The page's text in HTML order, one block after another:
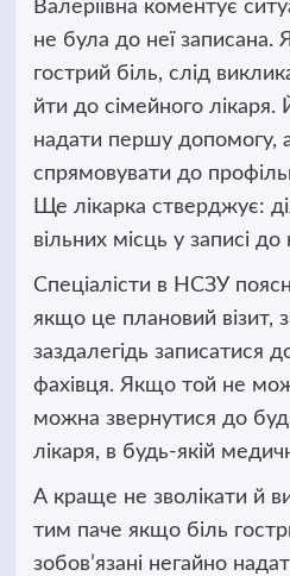
Валеріївна коментує
не була до неї
гострий біль, слід
йти до сімейного лікаря.
надати першу допомогу,
спрямовувати до
Ще лікарка стверджує:
вільних місць у записі до
Спеціалісти в НСЗУ
якщо це плановий візит,
заздалегідь записатися
фахівця. Якщо той не
можна звернутися до
лікаря, в будь-якій
А краще не зволікати й
тим паче якщо біль
зобов’язані негайно